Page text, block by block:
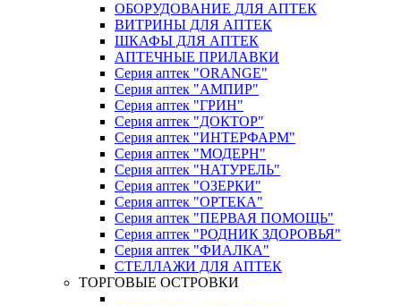
ОБОРУДОВАНИЕ ДЛЯ АПТЕК
ВИТРИНЫ ДЛЯ АПТЕК
ШКАФЫ ДЛЯ АПТЕК
АПТЕЧНЫЕ ПРИЛАВКИ
Серия аптек "ORANGE"
Серия аптек "АМПИР"
Серия аптек "ГРИН"
Серия аптек "ДОКТОР"
Серия аптек "ИНТЕРФАРМ"
Серия аптек "МОДЕРН"
Серия аптек "НАТУРЕЛЬ"
Серия аптек "ОЗЕРКИ"
Серия аптек "ОРТЕКА"
Серия аптек "ПЕРВАЯ ПОМОЩЬ"
Серия аптек "РОДНИК ЗДОРОВЬЯ"
Серия аптек "ФИАЛКА"
СТЕЛЛАЖИ ДЛЯ АПТЕК
ТОРГОВЫЕ ОСТРОВКИ